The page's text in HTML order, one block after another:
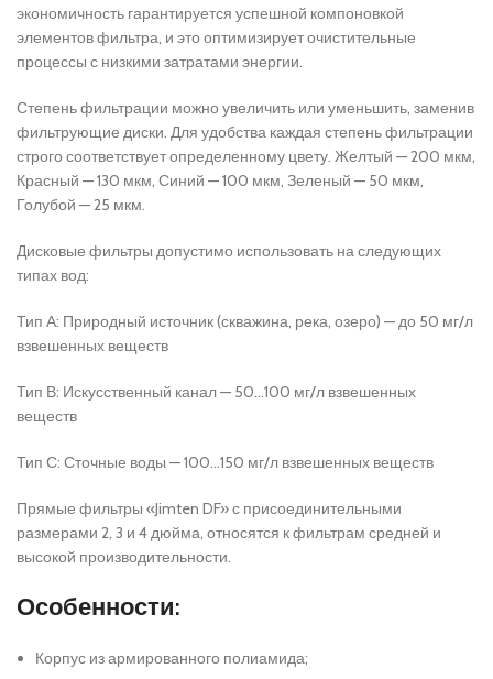
экономичность гарантируется успешной компоновкой
элементов фильтра, и это оптимизирует очистительные
процессы с низкими затратами энергии.
Степень фильтрации можно увеличить или уменьшить, заменив
фильтрующие диски. Для удобства каждая степень фильтрации
строго соответствует определенному цвету. Желтый — 200 мкм,
Красный — 130 мкм, Синий — 100 мкм, Зеленый — 50 мкм,
Голубой — 25 мкм.
Дисковые фильтры допустимо использовать на следующих
типах вод:
Тип А: Природный источник (скважина, река, озеро) — до 50 мг/л
взвешенных веществ
Тип В: Искусственный канал — 50…100 мг/л взвешенных
веществ
Тип С: Сточные воды — 100…150 мг/л взвешенных веществ
Прямые фильтры «Jimten DF» с присоединительными
размерами 2, 3 и 4 дюйма, относятся к фильтрам средней и
высокой производительности.
Особенности:
Корпус из армированного полиамида;